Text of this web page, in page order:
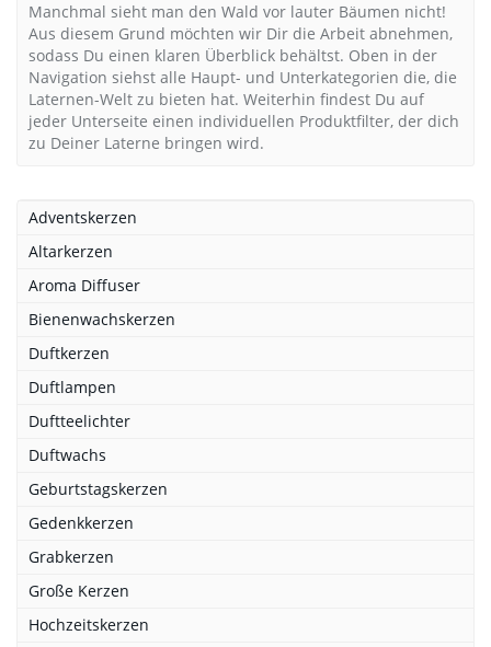
Manchmal sieht man den Wald vor lauter Bäumen nicht!
Aus diesem Grund möchten wir Dir die Arbeit abnehmen,
sodass Du einen klaren Überblick behältst. Oben in der
Navigation siehst alle Haupt- und Unterkategorien die, die
Laternen-Welt zu bieten hat. Weiterhin findest Du auf
jeder Unterseite einen individuellen Produktfilter, der dich
zu Deiner Laterne bringen wird.
Adventskerzen
Altarkerzen
Aroma Diffuser
Bienenwachskerzen
Duftkerzen
Duftlampen
Duftteelichter
Duftwachs
Geburtstagskerzen
Gedenkkerzen
Grabkerzen
Große Kerzen
Hochzeitskerzen